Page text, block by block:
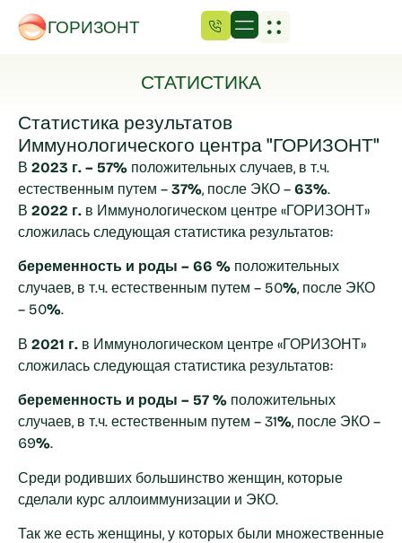
ГОРИЗОНТ
СТАТИСТИКА
Статистика результатов
Иммунологического центра "ГОРИЗОНТ"
В 2023 г. – 57% положительных случаев, в т.ч.
естественным путем – 37%, после ЭКО – 63%.
В 2022 г. в Иммунологическом центре «ГОРИЗОНТ»
сложилась следующая статистика результатов:
беременность и роды – 66 % положительных
случаев, в т.ч. естественным путем – 50%, после ЭКО
– 50%.
В 2021 г. в Иммунологическом центре «ГОРИЗОНТ»
сложилась следующая статистика результатов:
беременность и роды – 57 % положительных
случаев, в т.ч. естественным путем – 31%, после ЭКО –
69%.
Среди родивших большинство женщин, которые
сделали курс аллоиммунизации и ЭКО.
Так же есть женщины, у которых были множественные